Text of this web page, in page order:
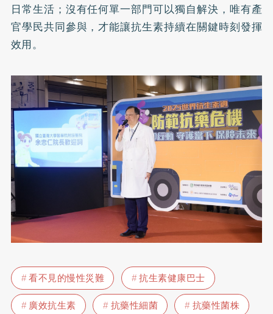
日常生活；沒有任何單一部門可以獨自解決，唯有產
官學民共同參與，才能讓抗生素持續在關鍵時刻發揮
效用。
看不見的慢性災難
抗生素健康巴士
廣效抗生素
抗藥性細菌 抗藥性菌株